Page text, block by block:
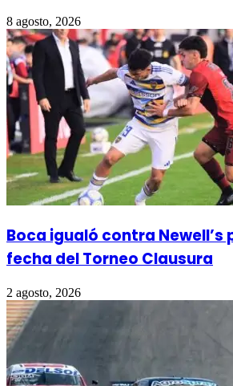
8 agosto, 2026
Boca igualó contra Newell’s
fecha del Torneo Clausura
2 agosto, 2026